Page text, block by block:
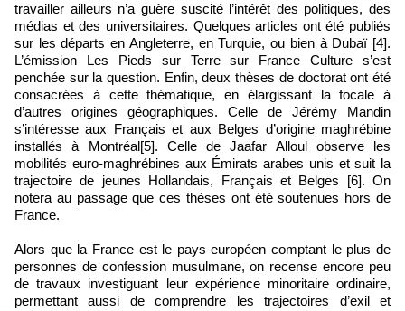
travailler ailleurs n’a guère suscité l’intérêt des politiques, des
médias et des universitaires. Quelques articles ont été publiés
sur les départs en Angleterre, en Turquie, ou bien à Dubaï [4].
L’émission Les Pieds sur Terre sur France Culture s’est
penchée sur la question. Enfin, deux thèses de doctorat ont été
consacrées à cette thématique, en élargissant la focale à
d’autres origines géographiques. Celle de Jérémy Mandin
s’intéresse aux Français et aux Belges d’origine maghrébine
installés à Montréal[5]. Celle de Jaafar Alloul observe les
mobilités euro‑maghrébines aux Émirats arabes unis et suit la
trajectoire de jeunes Hollandais, Français et Belges [6]. On
notera au passage que ces thèses ont été soutenues hors de
France.
Alors que la France est le pays européen comptant le plus de
personnes de confession musulmane, on recense encore peu
de travaux investiguant leur expérience minoritaire ordinaire,
permettant aussi de comprendre les trajectoires d’exil et